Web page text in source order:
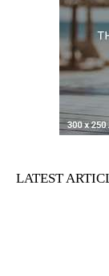
LATEST